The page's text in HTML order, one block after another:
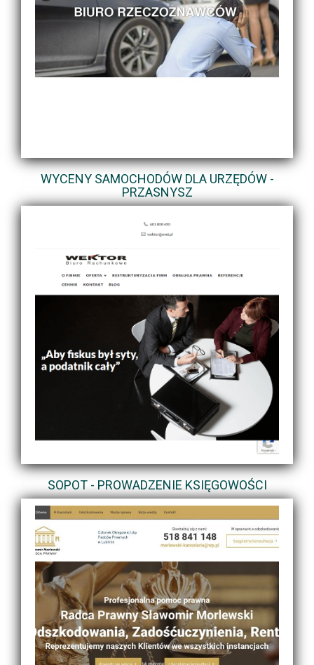
WYCENY SAMOCHODÓW DLA URZĘDÓW -
PRZASNYSZ
SOPOT - PROWADZENIE KSIĘGOWOŚCI